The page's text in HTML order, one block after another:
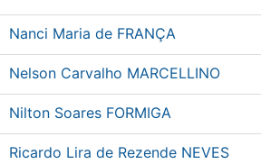
Nanci Maria de FRANÇA
Nelson Carvalho MARCELLINO
Nilton Soares FORMIGA
Ricardo Lira de Rezende NEVES